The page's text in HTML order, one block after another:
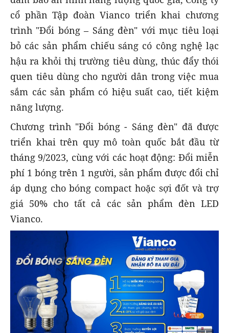
cổ phần Tập đoàn Vianco triển khai chương
trình "Đổi bóng – Sáng đèn" với mục tiêu loại
bỏ các sản phẩm chiếu sáng có công nghệ lạc
hậu ra khỏi thị trường tiêu dùng, thúc đẩy thói
quen tiêu dùng cho người dân trong việc mua
sắm các sản phẩm có hiệu suất cao, tiết kiệm
năng lượng.
Chương trình "Đổi bóng - Sáng đèn" đã được
triển khai trên quy mô toàn quốc bắt đầu từ
tháng 9/2023, cùng với các hoạt động: Đổi miễn
phí 1 bóng trên 1 người, sản phẩm được đổi chỉ
áp dụng cho bóng compact hoặc sợi đốt và trợ
giá 50% cho tất cả các sản phẩm đèn LED
Vianco.